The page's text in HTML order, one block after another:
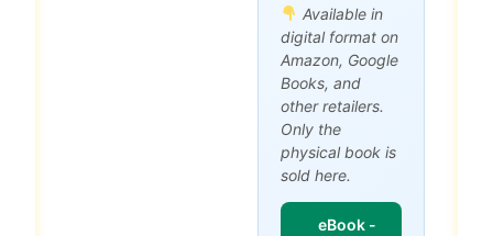
Available in
digital format on
Amazon, Google
Books, and
other retailers.
Only the
physical book is
sold here.
eBook -